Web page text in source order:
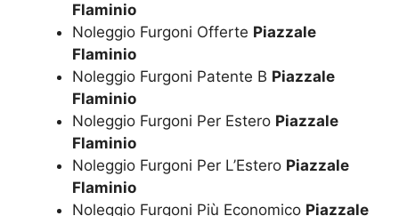
Flaminio
Noleggio Furgoni Offerte Piazzale
Flaminio
Noleggio Furgoni Patente B Piazzale
Flaminio
Noleggio Furgoni Per Estero Piazzale
Flaminio
Noleggio Furgoni Per L’Estero Piazzale
Flaminio
Noleggio Furgoni Più Economico Piazzale